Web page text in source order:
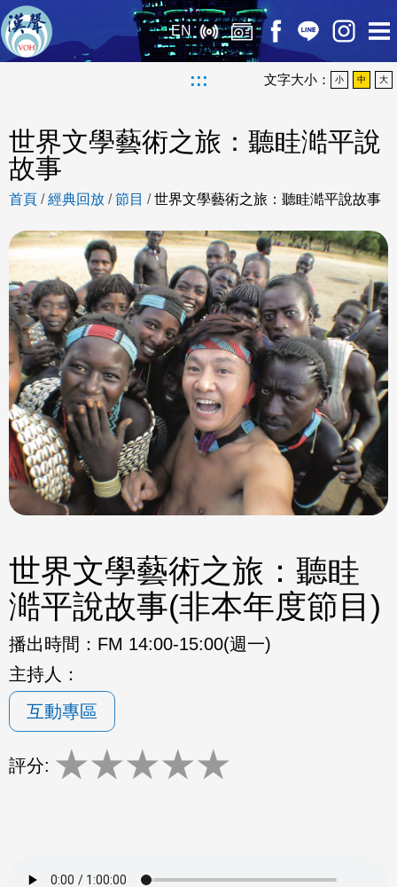
EN
::: 文字大小： 小 中 大
世界文學藝術之旅：聽眭澔平說
故事
首頁 /經典回放 /節目 /世界文學藝術之旅：聽眭澔平說故事
世界文學藝術之旅：聽眭
澔平說故事(非本年度節目)
播出時間： FM 14:00-15:00(週一)
主持人：
互動專區
評分: ★★★★★